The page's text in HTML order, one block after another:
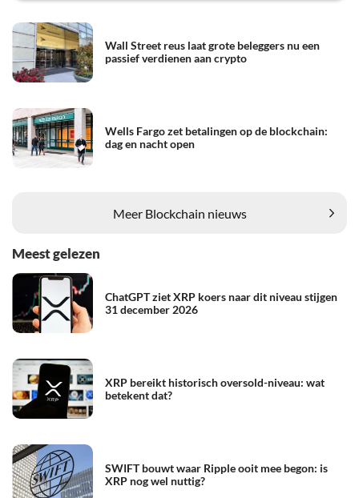
Wall Street reus laat grote beleggers nu een
passief verdienen aan crypto
Wells Fargo zet betalingen op de blockchain:
dag en nacht open
Meer Blockchain nieuws
Meest gelezen
ChatGPT ziet XRP koers naar dit niveau stijgen
31 december 2026
XRP bereikt historisch oversold-niveau: wat
betekent dat?
SWIFT bouwt waar Ripple ooit mee begon: is
XRP nog wel nuttig?